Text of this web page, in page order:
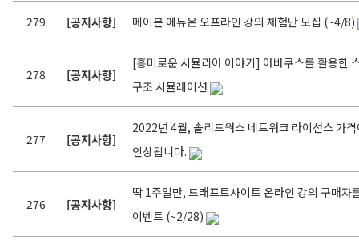
279 [공지사항] 메이븐 에듀온 오프라인 강의 체험단 모집 (~4/8)
278 [공지사항]
[흥미로운 시뮬리아 이야기] 아바쿠스를 활용한
구조 시뮬레이션
277 [공지사항]
2022년 4월, 솔리드웍스 네트워크 라이선스 가
인상됩니다.
276 [공지사항]
딱 1주일만, 드래프트사이트 온라인 강의 구매자
이벤트 (~2/28)